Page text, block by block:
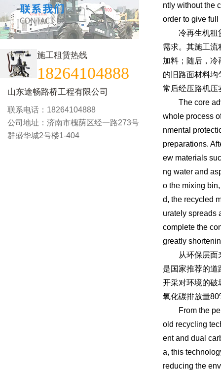
施工租赁热线
18264104888
山东途畅路桥工程有限公司
联系电话：18264104888
公司地址：济南市槐荫区经一路273号
群盛华城2号楼1-404
ntly without the
order to give
冷再生机租赁
需求。其施工
加料；随后，
的旧路面材料
常后经压路机压
The core
whole process
nmental
preparations.
ew materials
ng water and
o the mixing
d, the recycled
urately spreads
complete the
greatly
从环保层面来
是国家推荐的
开采对环境的破
氧化碳排放量
From the
old recycling
ent and dual
a, this
reducing the